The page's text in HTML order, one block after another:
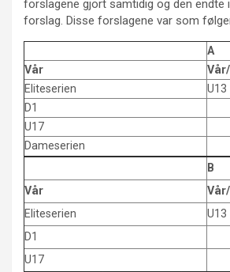
forslagene gjort samtidig og den endte
forslag. Disse forslagene var som
A
Vår
Eliteserien
U13
D1
U17
Dameserien
B
Vår
Eliteserien
U13
D1
U17